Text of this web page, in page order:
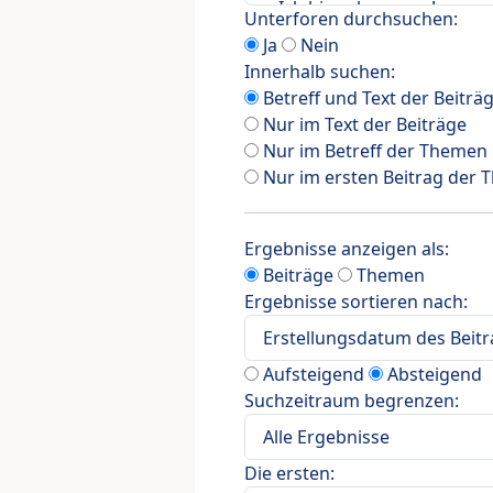
Unterforen durchsuchen:
Ja
Nein
Innerhalb suchen:
Betreff und Text der
Nur im Text der Beiträge
Nur im Betreff der Themen
Nur im ersten Beitrag der
Ergebnisse anzeigen als:
Beiträge
Themen
Ergebnisse sortieren nach:
Aufsteigend
Absteigend
Suchzeitraum begrenzen:
Die ersten: